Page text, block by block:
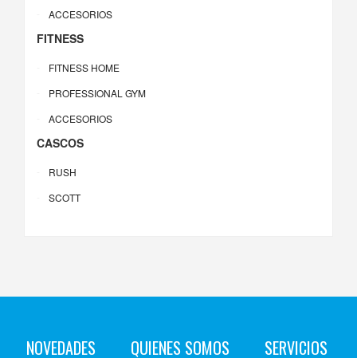
ACCESORIOS
FITNESS
FITNESS HOME
PROFESSIONAL GYM
ACCESORIOS
CASCOS
RUSH
SCOTT
NOVEDADES QUIENES SOMOS SERVICIOS